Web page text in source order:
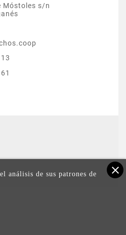
Móstoles s/n
close
análisis de sus patrones de